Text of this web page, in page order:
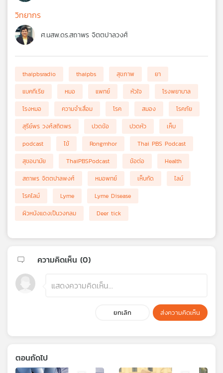
วิทยากร
ศ.นสพ.ดร.สถาพร จิตตปาลวงศ์
thaipbsradio thaipbs สุขภาพ
ยา
แบคทีเรีย
หมอ แพทย์ หัวใจ
โรงพยาบาล
โรงหมอ
ความจำเสื่อม โรค สมอง
โรคภัย
สุรีย์พร วงศ์สถิตพร
ปวดข้อ ปวดหัว
เห็บ
podcast
ไข้ Rongmhor
Thai PBS Podcast
สุขอนามัย
ThaiPBSPodcast ข้อต่อ
Health
สถาพร จิตตปาลพงศ์
หมอพทย์ เห็บกัด
ไลม์
โรคไลม์
Lyme
Lyme Disease
ผิวหนังแดงเป็นวงกลม
Deer tick
ความคิดเห็น (0)
ยกเลิก ส่งความคิดเห็น
ตอนถัดไป